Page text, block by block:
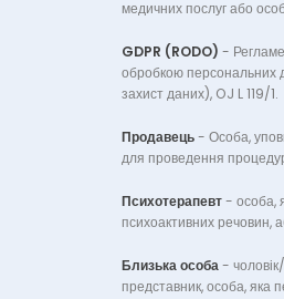
медичних послуг або
GDPR (RODO) -
обробкою персональних
захист даних), OJ L 119/1.
Продавець- Особа,
для проведення
Психотерапевт- особа,
психоактивних речовин,
Близька особа-
представник, особа, яка